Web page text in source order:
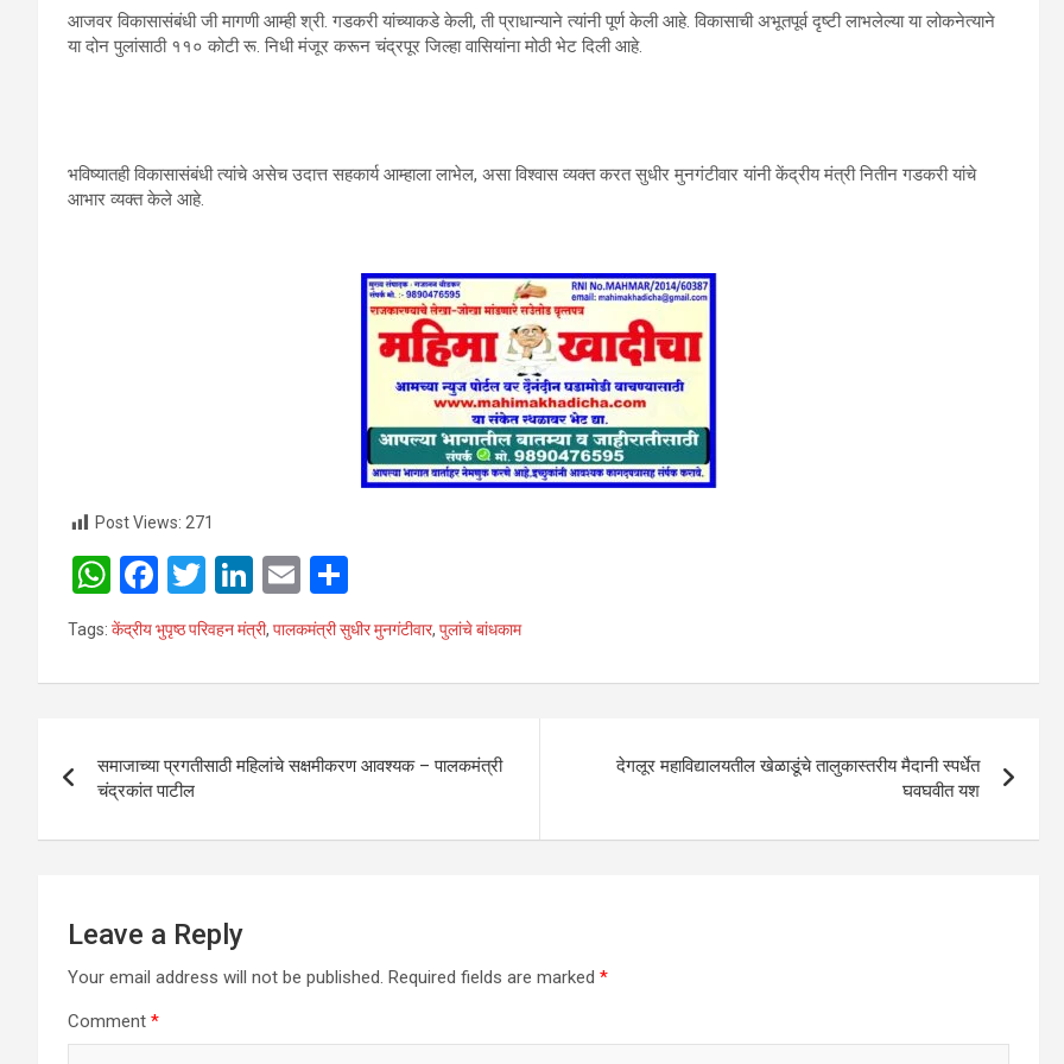
आजवर विकासासंबंधी जी मागणी आम्‍ही श्री. गडकरी यांच्‍याकडे केली, ती प्राधान्‍याने त्‍यांनी पूर्ण केली आहे. विकासाची अभूतपूर्व दृष्‍टी लाभलेल्‍या या लोकनेत्‍याने
या दोन पुलांसाठी ११० कोटी रू. निधी मंजूर करून चंद्रपूर जिल्‍हा वासियांना मोठी भेट दिली आहे.
भविष्‍यातही विकासासंबंधी त्‍यांचे असेच उदात्त सहकार्य आम्‍हाला लाभेल, असा विश्‍वास व्‍यक्‍त करत सुधीर मुनगंटीवार यांनी केंद्रीय मंत्री नितीन गडकरी यांचे
आभार व्‍यक्‍त केले आहे.
Post Views: 271
W
h
at
s
p
p
F
ce
b
o
k
T
wi
tt
er
Li
n
ke
dI
E
m
ail
h
ar
e
Tags: केंद्रीय भुपृष्‍ठ परिवहन मंत्री, पालकमंत्री सुधीर मुनगंटीवार, पुलांचे बांधकाम
navigation
समाजाच्या प्रगतीसाठी महिलांचे सक्षमीकरण आवश्यक – पालकमंत्री
चंद्रकांत पाटील
देगलूर महाविद्यालयतील खेळाडूंचे तालुकास्तरीय मैदानी स्पर्धेत
घवघवीत यश
Leave a Reply
Your email address will not be published. Required fields are marked *
Comment *